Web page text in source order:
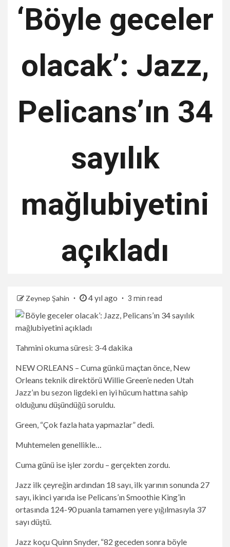
‘Böyle geceler
olacak’: Jazz,
Pelicans’ın 34
sayılık
mağlubiyetini
açıkladı
Zeynep Şahin 4 yıl ago 3 min read
Tahmini okuma süresi: 3-4 dakika
NEW ORLEANS – Cuma günkü maçtan önce, New
Orleans teknik direktörü Willie Green’e neden Utah
Jazz’ın bu sezon ligdeki en iyi hücum hattına sahip
olduğunu düşündüğü soruldu.
Green, “Çok fazla hata yapmazlar” dedi.
Muhtemelen genellikle…
Cuma günü ise işler zordu – gerçekten zordu.
Jazz ilk çeyreğin ardından 18 sayı, ilk yarının sonunda 27
sayı, ikinci yarıda ise Pelicans’ın Smoothie King’in
ortasında 124-90 puanla tamamen yere yığılmasıyla 37
sayı düştü.
Jazz koçu Quinn Snyder, “82 geceden sonra böyle